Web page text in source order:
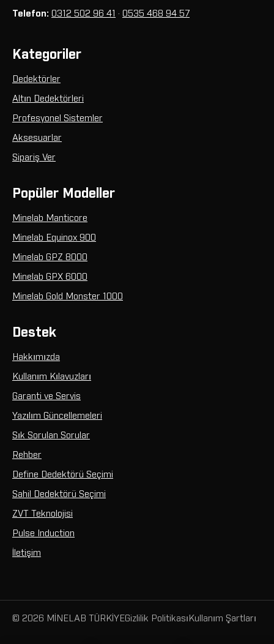
Telefon: 0312 502 96 41 · 0535 468 94 57
Kategoriler
Dedektörler
Altın Dedektörleri
Profesyonel Sistemler
Aksesuarlar
Sipariş Ver
Popüler Modeller
Minelab Manticore
Minelab Equinox 900
Minelab GPZ 8000
Minelab GPX 6000
Minelab Gold Monster 1000
Destek
Hakkımızda
Kullanım Kılavuzları
Garanti ve Servis
Yazılım Güncellemeleri
Sık Sorulan Sorular
Rehber
Define Dedektörü Seçimi
Sahil Dedektörü Seçimi
ZVT Teknolojisi
Pulse Induction
İletişim
© 2026 MİNELAB TÜRKİYEGizlilik Politikası Kullanım Şartları